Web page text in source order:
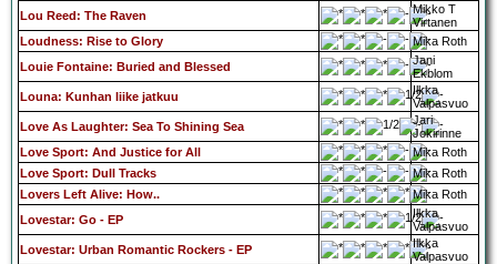
Lou Reed: The Raven
Mikko T
Virtanen
Loudness: Rise to Glory
Mika Roth
Louie Fontaine: Buried and Blessed
Jani
Ekblom
Louna: Kunhan liike jatkuu
Ilkka
Valpasvuo
Love As Laughter: Sea To Shining Sea
Jari
Jokirinne
Love Sport: And Justice for All
Mika Roth
Love Sport: Dull Tracks
Mika Roth
Lovers Left Alive: How..
Mika Roth
Lovestar: Go - EP
Ilkka
Valpasvuo
Lovestar: Urban Romantic Rockers - EP
Ilkka
Valpasvuo